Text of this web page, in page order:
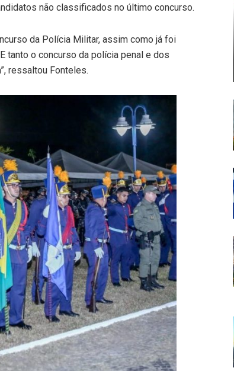
não classificados no último concurso.
da Polícia Militar, assim como já foi
tanto o concurso da polícia penal e dos
ressaltou Fonteles.